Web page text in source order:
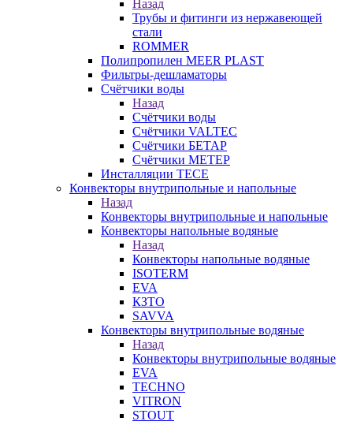
Назад
Трубы и фитинги из нержавеющей
стали
ROMMER
Полипропилен MEER PLAST
Фильтры-дешламаторы
Счётчики воды
Назад
Счётчики воды
Счётчики VALTEC
Счётчики БЕТАР
Счётчики МЕТЕР
Инсталляции TECE
Конвекторы внутрипольные и напольные
Назад
Конвекторы внутрипольные и напольные
Конвекторы напольные водяные
Назад
Конвекторы напольные водяные
ISOTERM
EVA
КЗТО
SAVVA
Конвекторы внутрипольные водяные
Назад
Конвекторы внутрипольные водяные
EVA
TECHNO
VITRON
STOUT